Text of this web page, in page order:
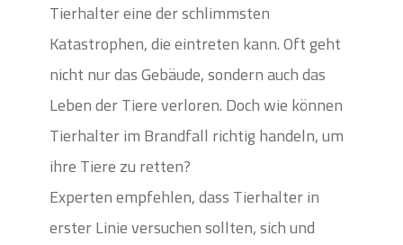
Tierhalter eine der schlimmsten
Katastrophen, die eintreten kann. Oft geht
nicht nur das Gebäude, sondern auch das
Leben der Tiere verloren. Doch wie können
Tierhalter im Brandfall richtig handeln, um
ihre Tiere zu retten?
Experten empfehlen, dass Tierhalter in
erster Linie versuchen sollten, sich und